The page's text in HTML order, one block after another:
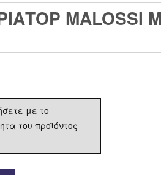
MALOSSI
με το
του προϊόντος